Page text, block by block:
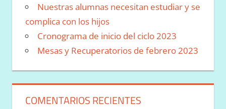
Nuestras alumnas necesitan estudiar y se
complica con los hijos
Cronograma de inicio del ciclo 2023
Mesas y Recuperatorios de febrero 2023
COMENTARIOS RECIENTES